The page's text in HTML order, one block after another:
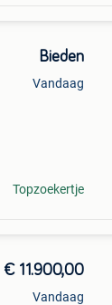
Bieden
Vandaag
Topzoekertje
€ 11.900,00
Vandaag